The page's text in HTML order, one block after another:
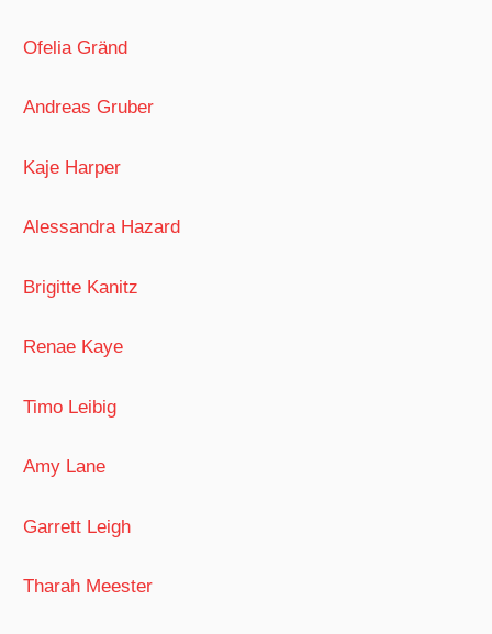
Ofelia Gränd
Andreas Gruber
Kaje Harper
Alessandra Hazard
Brigitte Kanitz
Renae Kaye
Timo Leibig
Amy Lane
Garrett Leigh
Tharah Meester